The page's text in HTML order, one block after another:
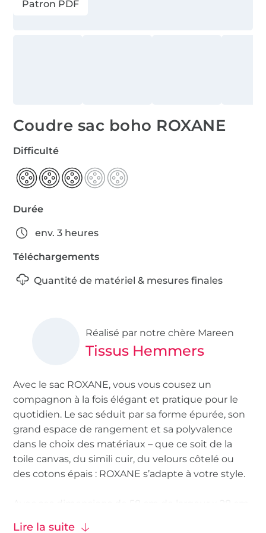
Patron PDF
Coudre sac boho ROXANE
Difficulté
Durée
env. 3 heures
Téléchargements
Quantité de matériel & mesures finales
Réalisé par notre chère Mareen
Tissus Hemmers
Avec le sac ROXANE, vous vous cousez un
compagnon à la fois élégant et pratique pour le
quotidien. Le sac séduit par sa forme épurée, son
grand espace de rangement et sa polyvalence
dans le choix des matériaux – que ce soit de la
toile canvas, du simili cuir, du velours côtelé ou
des cotons épais : ROXANE s’adapte à votre style.
Lire la suite